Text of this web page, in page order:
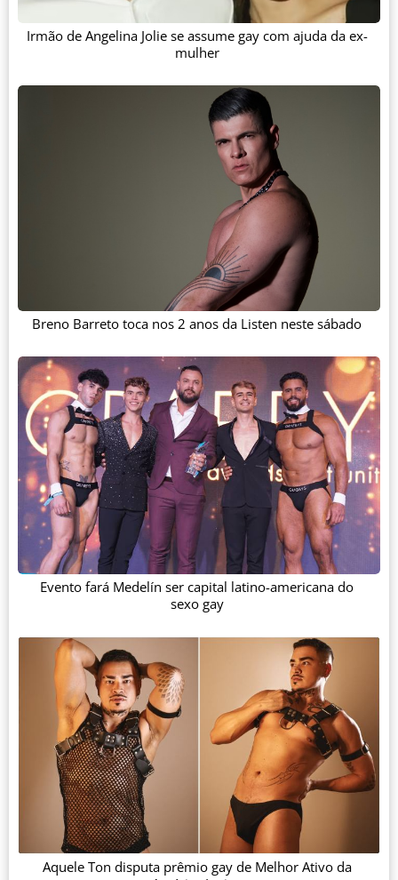
Irmão de Angelina Jolie se assume gay com ajuda da ex-
mulher
Breno Barreto toca nos 2 anos da Listen neste sábado
Evento fará Medelín ser capital latino-americana do
sexo gay
Aquele Ton disputa prêmio gay de Melhor Ativo da